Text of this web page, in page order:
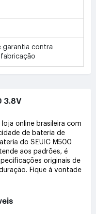
garantia contra
3.8V
online brasileira com
de bateria de
do SEUIC M500
aos padrões, é
originais de
Fique à vontade